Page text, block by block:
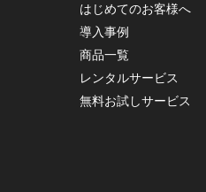
はじめてのお客様へ
導入事例
商品一覧
レンタルサービス
無料お試しサービス